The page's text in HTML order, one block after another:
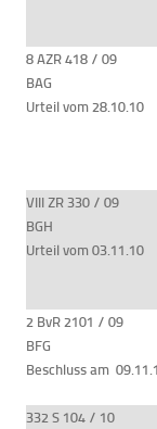
8 AZR 418 / 09
BAG
Urteil vom 28.10.10
VIII ZR 330 / 09
BGH
Urteil vom 03.11.10
2 BvR 2101 / 09
BFG
Beschluss am
332 S 104 / 10